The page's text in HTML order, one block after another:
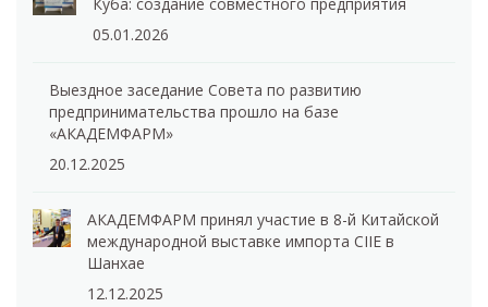
05.01.2026
Выездное заседание Совета по развитию
предпринимательства прошло на базе
«АКАДЕМФАРМ»
20.12.2025
АКАДЕМФАРМ принял участие в 8-й Китайской
международной выставке импорта CIIE в
Шанхае
12.12.2025